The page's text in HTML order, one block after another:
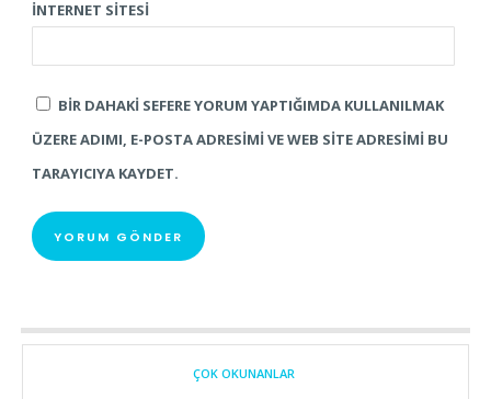
İNTERNET SITESI
BIR DAHAKI SEFERE YORUM YAPTIĞIMDA KULLANILMAK
ÜZERE ADIMI, E-POSTA ADRESIMI VE WEB SITE ADRESIMI BU
TARAYICIYA KAYDET.
ÇOK OKUNANLAR